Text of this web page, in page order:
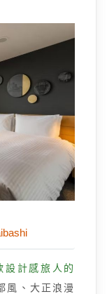
設計感旅人的
風、大正浪漫